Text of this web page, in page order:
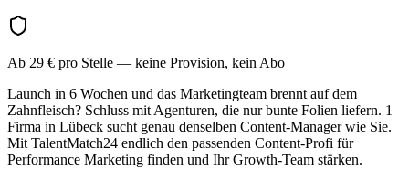
Ab 29 € pro Stelle — keine Provision, kein Abo
Launch in 6 Wochen und das Marketingteam brennt auf dem
Zahnfleisch? Schluss mit Agenturen, die nur bunte Folien liefern. 1
Firma in Lübeck sucht genau denselben Content-Manager wie Sie.
Mit TalentMatch24 endlich den passenden Content-Profi für
Performance Marketing finden und Ihr Growth-Team stärken.